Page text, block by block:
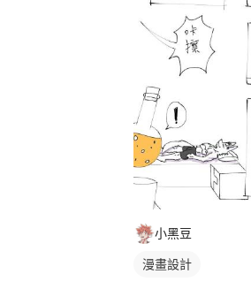
小黑豆
漫畫設計